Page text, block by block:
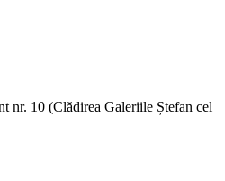
nr. 10 (Clădirea Galeriile Ștefan cel